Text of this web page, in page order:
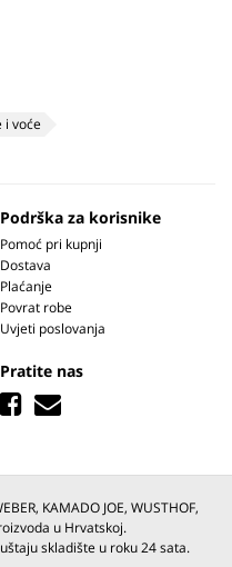
i voće
Podrška za korisnike
Pomoć pri kupnji
Dostava
Plaćanje
Povrat robe
Uvjeti poslovanja
Pratite nas
KAMADO JOE, WUSTHOF,
u Hrvatskoj.
skladište u roku 24 sata.